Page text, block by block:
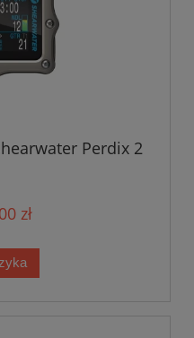
Perdix 2
zł